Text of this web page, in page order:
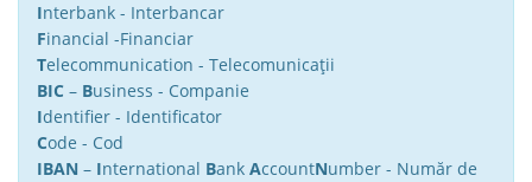
Interbank - Interbancar
Financial -Financiar
Telecommunication - Telecomunicații
BIC – Business - Companie
Identifier - Identificator
Code - Cod
IBAN – International Bank AccountNumber - Număr de